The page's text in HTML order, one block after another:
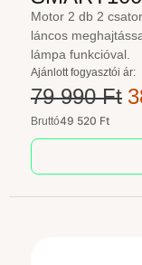
Motor 2 db 2
láncos
lámpa funkcióval.
Ajánlott fogyasztói ár:
79 990 Ft
Bruttó49 520 Ft